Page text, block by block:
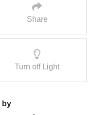
Share
Turn off Light
by